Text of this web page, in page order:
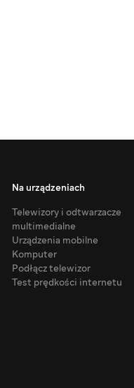
Na urządzeniach
Telewizory i odtwarzacze
multimedialne
Urządzenia mobilne
Komputer
Podłącz telewizor
Test prędkości internetu